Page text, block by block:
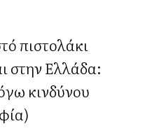
πιστολάκι
στην Ελλάδα:
κινδύνου